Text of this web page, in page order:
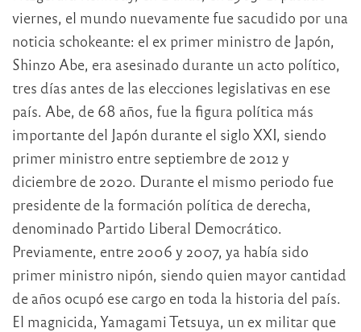
viernes, el mundo nuevamente fue sacudido por una
noticia schokeante: el ex primer ministro de Japón,
Shinzo Abe, era asesinado durante un acto político,
tres días antes de las elecciones legislativas en ese
país. Abe, de 68 años, fue la figura política más
importante del Japón durante el siglo XXI, siendo
primer ministro entre septiembre de 2012 y
diciembre de 2020. Durante el mismo periodo fue
presidente de la formación política de derecha,
denominado Partido Liberal Democrático.
Previamente, entre 2006 y 2007, ya había sido
primer ministro nipón, siendo quien mayor cantidad
de años ocupó ese cargo en toda la historia del país.
El magnicida, Yamagami Tetsuya, un ex militar que